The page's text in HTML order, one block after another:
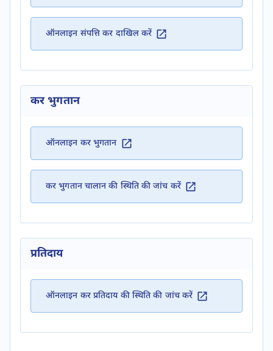
ऑनलाइन संपत्ति कर दाखिल करें
कर भुगतान
ऑनलाइन कर भुगतान
कर भुगतान चालान की स्थिति की जांच करें
प्रतिदाय
ऑनलाइन कर प्रतिदाय की स्थिति की जांच करें